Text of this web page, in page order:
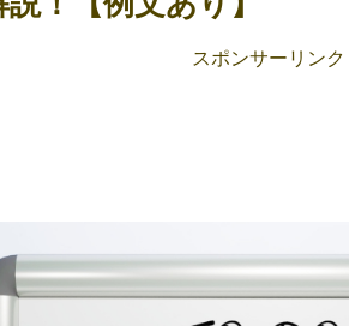
スポンサーリンク